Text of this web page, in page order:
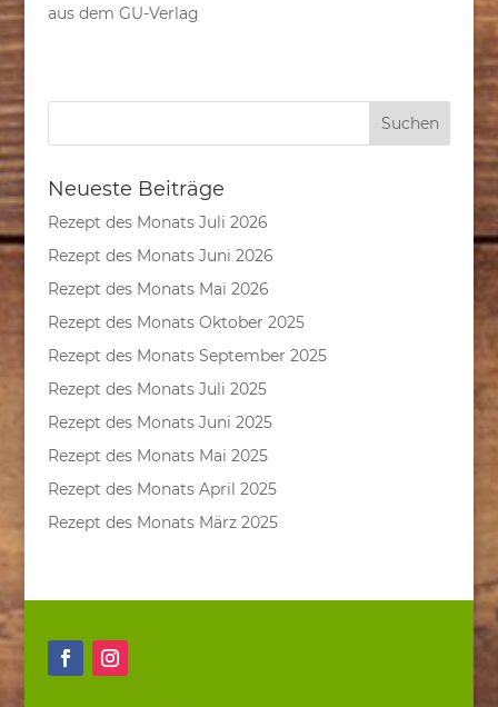
aus dem GU-Verlag
Neueste Beiträge
Rezept des Monats Juli 2026
Rezept des Monats Juni 2026
Rezept des Monats Mai 2026
Rezept des Monats Oktober 2025
Rezept des Monats September 2025
Rezept des Monats Juli 2025
Rezept des Monats Juni 2025
Rezept des Monats Mai 2025
Rezept des Monats April 2025
Rezept des Monats März 2025